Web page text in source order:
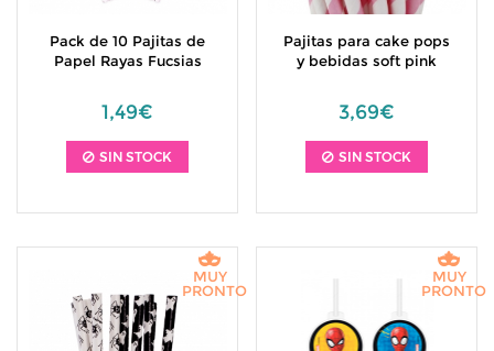
Pack de 10 Pajitas de
Papel Rayas Fucsias
1,49€
SIN STOCK
Pajitas para cake pops
y bebidas soft pink
3,69€
SIN STOCK
MUY
PRONTO
MUY
PRONTO